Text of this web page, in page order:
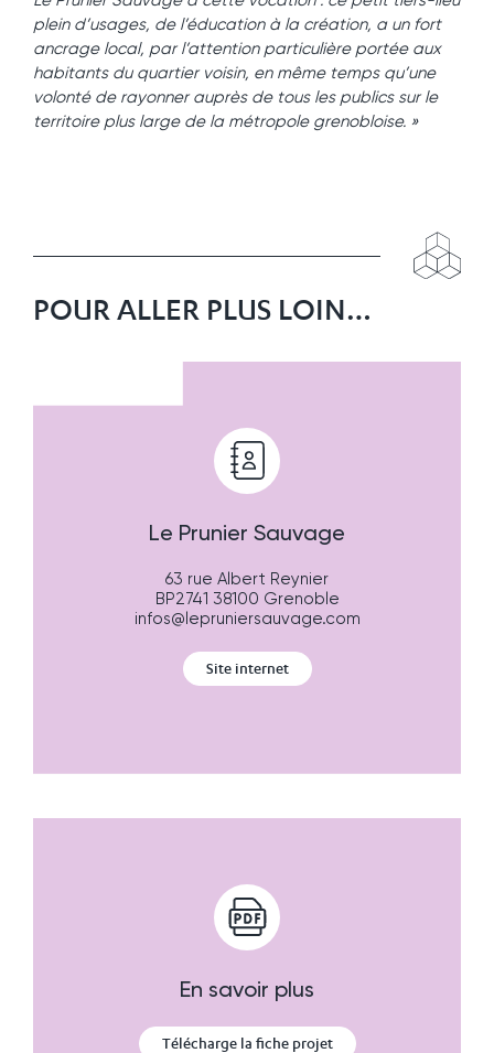
plein d’usages, de l’éducation à la création, a un fort
ancrage local, par l’attention particulière portée aux
habitants du quartier voisin, en même temps qu’une
volonté de rayonner auprès de tous les publics sur le
territoire plus large de la métropole grenobloise. »
POUR ALLER PLUS LOIN…
Le Prunier Sauvage
63 rue Albert Reynier
BP2741 38100 Grenoble
infos@lepruniersauvage.com
Site internet
En savoir plus
Télécharge la fiche projet